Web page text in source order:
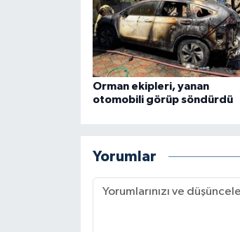
Orman ekipleri, yanan
otomobili görüp söndürdü
Yorumlar